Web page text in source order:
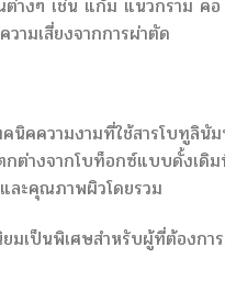
างๆ เช่น แก้ม แนวกราม ค
ามเสี่ยงจากการผ่าตัด
คนิคความงามที่ใช้สารโบทูลิ
กต่างจากโบท็อกซ์แบบดั้งเดิ
ละคุณภาพผิวโดยรวม
มเป็นพิเศษสำหรับผู้ที่ต้องกา